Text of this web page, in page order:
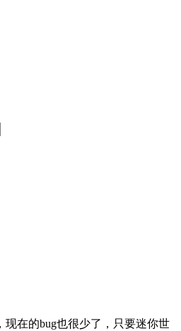
在的bug也很少了，只要迷你世